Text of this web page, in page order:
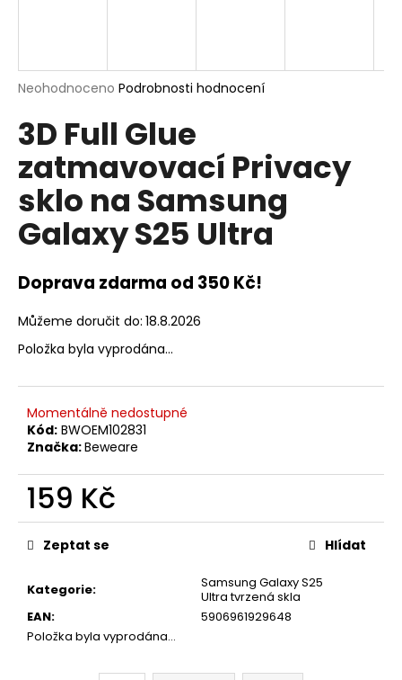
Průměrné
produktu
je
z
5
hvězdiček.
Neohodnoceno Podrobnosti hodnocení
3D Full Glue
zatmavovací Privacy
sklo na Samsung
Galaxy S25 Ultra
Doprava zdarma od 350 Kč!
Můžeme doručit do: 18.8.2026
Položka byla vyprodána…
Momentálně nedostupné
Kód: BWOEM102831
Značka:Beweare
159 Kč
Měrná
cena:
Kategorie:
Samsung Galaxy S25
Ultra tvrzená skla
EAN:
5906961929648
Položka byla vyprodána…
Zeptat se Hlídat
í
t
?
HLEDAT
D
p
o
u
č
u
m